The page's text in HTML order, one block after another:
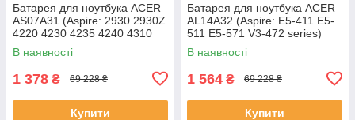
Батарея для ноутбука ACER
AS07A31 (Aspire: 2930 2930Z
4220 4230 4235 4240 4310
5334 5732Z 7315) 11.1V
4400mAh Чорний
В наявності
1 378 ₴ 69 228 ₴
Купити
Батарея для ноутбука ACER
AL14A32 (Aspire: E5-411 E5-
511 E5-571 V3-472 series)
11.1V 4400mAh Чорний
В наявності
1 564 ₴ 69 228 ₴
Купити